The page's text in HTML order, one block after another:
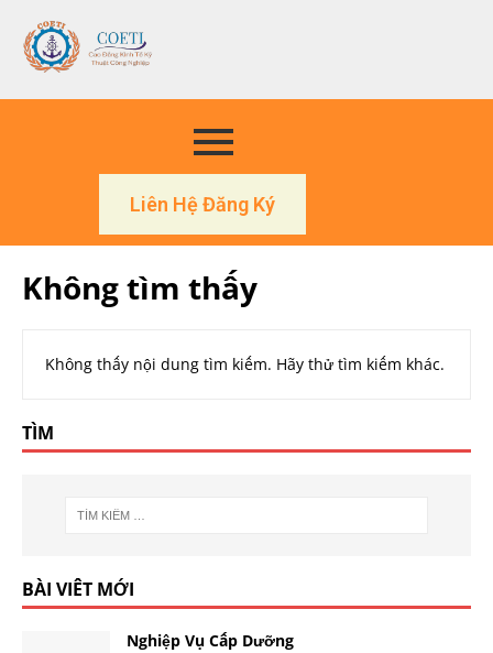
Liên Hệ Đăng Ký
Không tìm thấy
Không thấy nội dung tìm kiếm. Hãy thử tìm kiếm khác.
TÌM
BÀI VIẾT MỚI
Nghiệp Vụ Cấp Dưỡng